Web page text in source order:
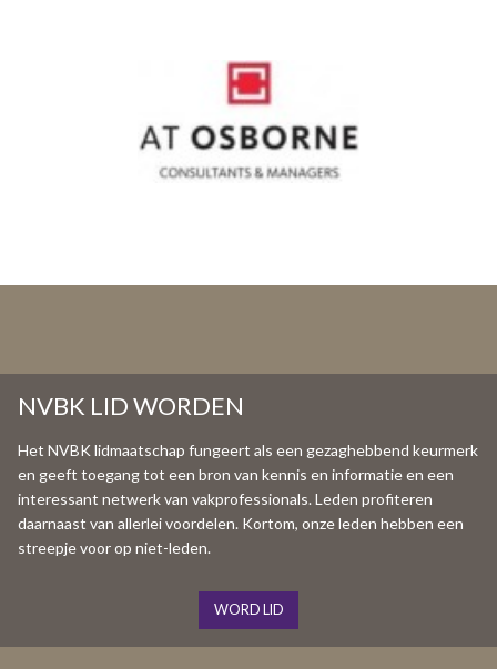
NVBK LID WORDEN
Het NVBK lidmaatschap fungeert als een gezaghebbend keurmerk
en geeft toegang tot een bron van kennis en informatie en een
interessant netwerk van vakprofessionals. Leden profiteren
daarnaast van allerlei voordelen. Kortom, onze leden hebben een
streepje voor op niet-leden.
WORD LID